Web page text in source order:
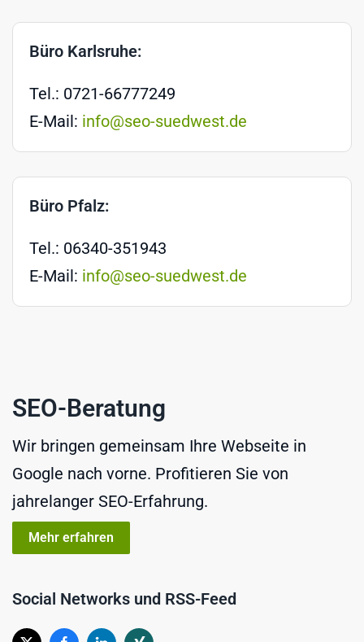
Büro Karlsruhe:
Tel.: 0721-66777249
E-Mail: info@seo-suedwest.de
Büro Pfalz:
Tel.: 06340-351943
E-Mail: info@seo-suedwest.de
SEO-Beratung
Wir bringen gemeinsam Ihre Webseite in
Google nach vorne. Profitieren Sie von
jahrelanger SEO-Erfahrung.
Mehr erfahren
Social Networks und RSS-Feed